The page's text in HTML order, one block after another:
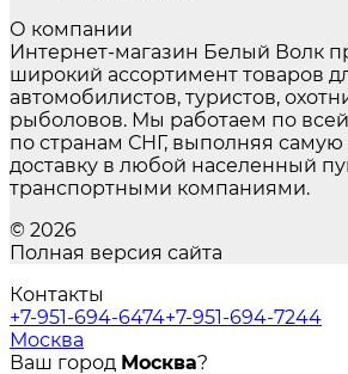
О компании
Интернет-магазин Белый Волк
широкий ассортимент товаров
автомобилистов, туристов,
рыболовов. Мы работаем по всей
по странам СНГ, выполняя
доставку в любой населенный
транспортными компаниями.
© 2026
Полная версия сайта
Контакты
+7-951-694-6474+7-951-694-7244
Москва
Ваш город Москва?